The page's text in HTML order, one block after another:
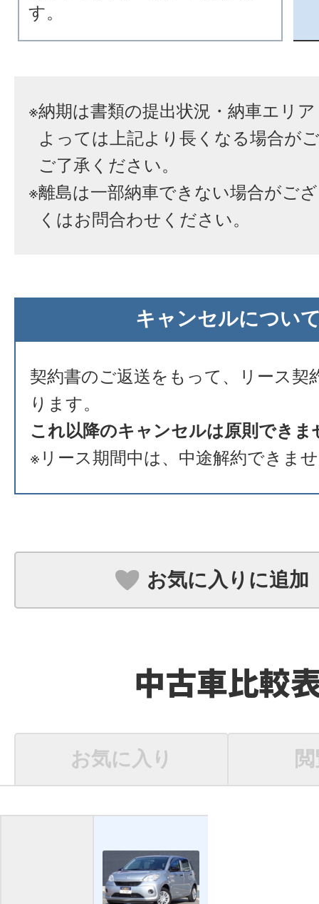
す。
※納期は書類の提出状況・納車エリ
よっては上記より長くなる場合が
ご了承ください。
※離島は一部納車できない場合がご
くはお問合わせください。
キャンセルについ
契約書のご返送をもって、リース契
ります。
これ以降のキャンセルは原則できま
※リース期間中は、中途解約できま
お気に入りに追加
中古車比較
お気に入り